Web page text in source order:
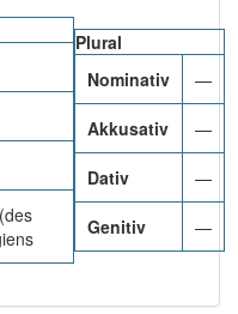
Plural
Nominativ
—
Akkusativ —
Dativ —
Genitiv —